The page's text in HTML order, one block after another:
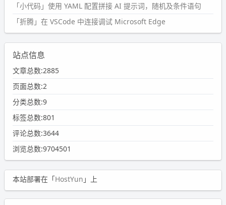
「小代码」使用 YAML 配置拼接 AI 提示词，随机及条件语句
「折腾」在 VSCode 中连接调试 Microsoft Edge
站点信息
文章总数:2885
页面总数:2
分类总数:9
标签总数:801
评论总数:3644
浏览总数:9704501
本站部署在「HostYun 」上